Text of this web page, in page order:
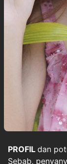
PROFIL dan
Sebab,